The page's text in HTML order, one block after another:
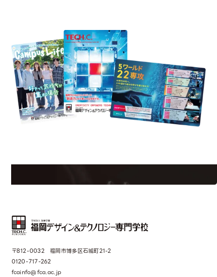
Information
〒812-0032 福岡市博多区石城町21-2
0120-717-262
fcainfo@fca.ac.jp